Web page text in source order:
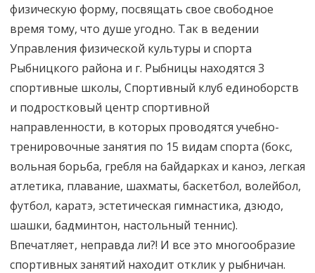
физическую форму, посвящать свое свободное
время тому, что душе угодно. Так в ведении
Управления физической культуры и спорта
Рыбницкого района и г. Рыбницы находятся 3
спортивные школы, Спортивный клуб единоборств
и подростковый центр спортивной
направленности, в которых проводятся учебно-
тренировочные занятия по 15 видам спорта (бокс,
вольная борьба, гребля на байдарках и каноэ, легкая
атлетика, плавание, шахматы, баскетбол, волейбол,
футбол, каратэ, эстетическая гимнастика, дзюдо,
шашки, бадминтон, настольный теннис).
Впечатляет, неправда ли?! И все это многообразие
спортивных занятий находит отклик у рыбничан.